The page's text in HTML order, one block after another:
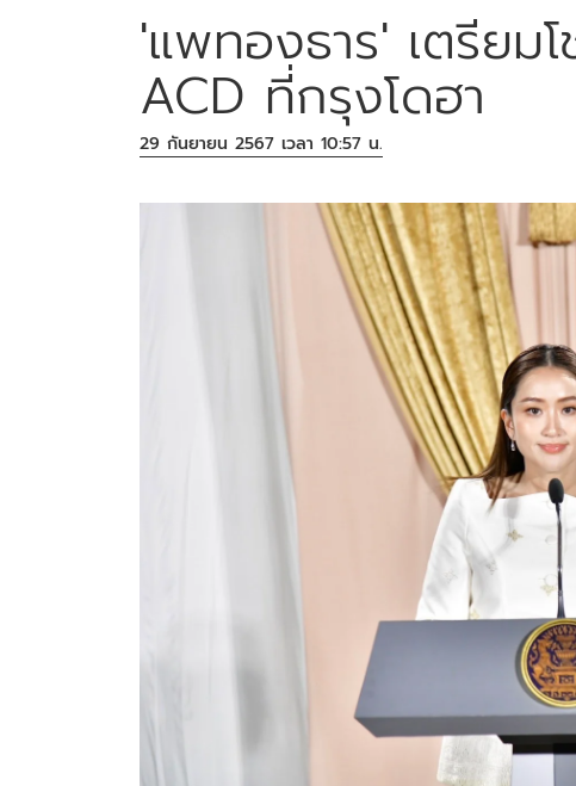
'แพทองธาร' เตรียม
ACD ที่กรุงโดฮา
29 กันยายน 2567 เวลา 10:57 น.